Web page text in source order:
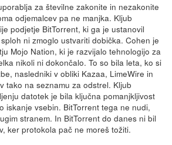
za številne zakonite in nezakonite
odjemalcev pa ne manjka. Kljub
podjetje BitTorrent, ki ga je ustanovil
ni zmoglo ustvariti dobička. Cohen je
Mojo Nation, ki je razvijalo tehnologijo za
nikoli ni dokončalo. To so bila leta, ko si
nasledniki v obliki Kazaa, LimeWire in
tako na seznamu za odstrel. Kljub
datotek je bila ključna pomanjkljivost
iskanje vsebin. BitTorrent tega ne nudi,
stranem. In BitTorrent do danes ni bil
ker protokola pač ne moreš tožiti.